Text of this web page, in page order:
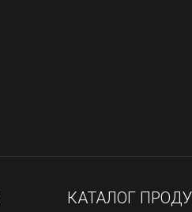
КАТАЛОГ